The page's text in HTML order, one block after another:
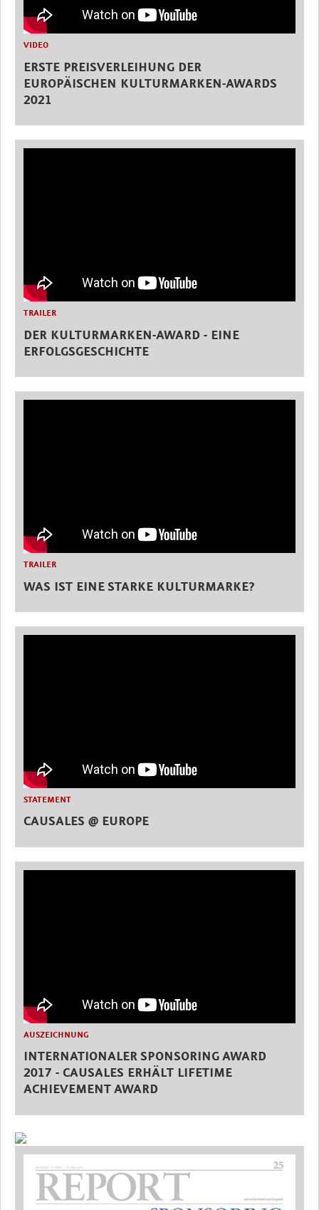
VIDEO
ERSTE PREISVERLEIHUNG DER
EUROPÄISCHEN KULTURMARKEN-AWARDS
2021
TRAILER
DER KULTURMARKEN-AWARD - EINE
ERFOLGSGESCHICHTE
TRAILER
WAS IST EINE STARKE KULTURMARKE?
STATEMENT
CAUSALES @ EUROPE
AUSZEICHNUNG
INTERNATIONALER SPONSORING AWARD
2017 - CAUSALES ERHÄLT LIFETIME
ACHIEVEMENT AWARD